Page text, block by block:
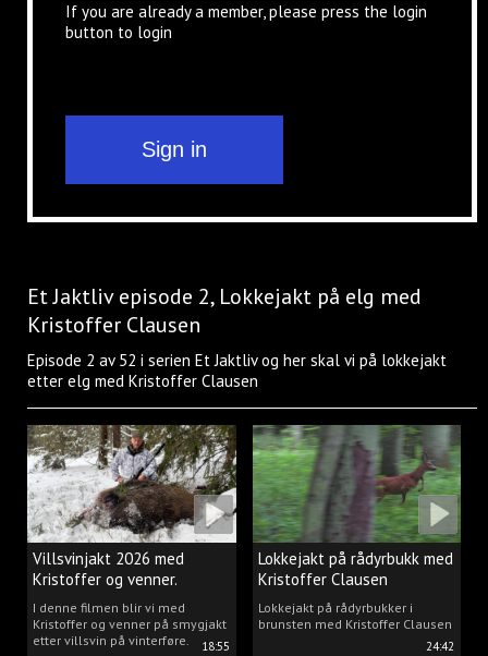
If you are already a member, please press the login
button to login
Et Jaktliv episode 2, Lokkejakt på elg med
Kristoffer Clausen
Episode 2 av 52 i serien Et Jaktliv og her skal vi på lokkejakt
etter elg med Kristoffer Clausen
18:55
Villsvinjakt 2026 med
Kristoffer og venner.
I denne filmen blir vi med
Kristoffer og venner på smygjakt
etter villsvin på vinterføre.
24:42
Lokkejakt på rådyrbukk med
Kristoffer Clausen
Lokkejakt på rådyrbukker i
brunsten med Kristoffer Clausen